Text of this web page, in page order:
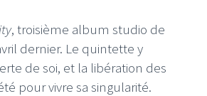
, troisième album studio de
dernier. Le quintette y
de soi, et la libération des
pour vivre sa singularité.